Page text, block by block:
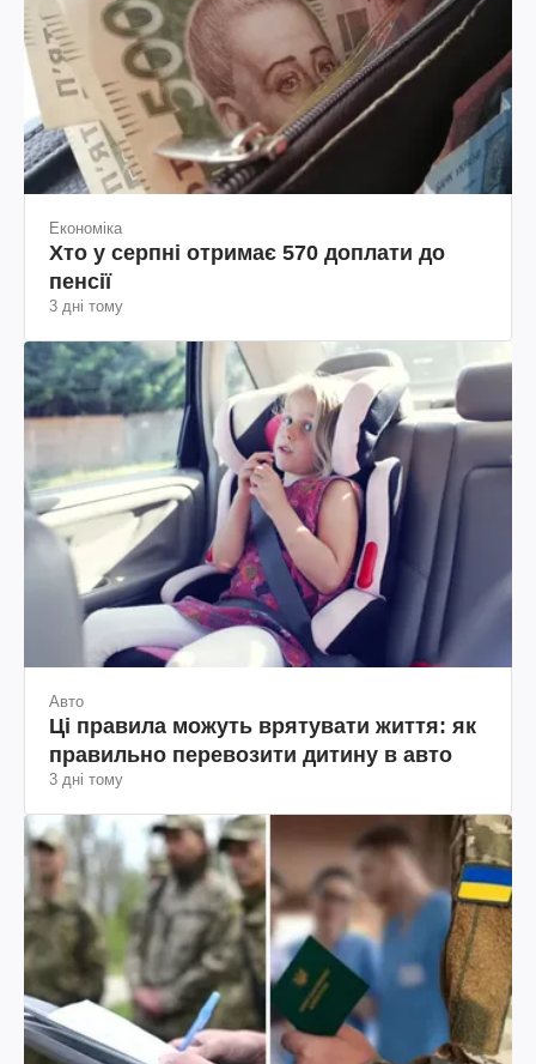
Економіка
Хто у серпні отримає 570 доплати до
пенсії
3 дні тому
Авто
Ці правила можуть врятувати життя: як
правильно перевозити дитину в авто
3 дні тому